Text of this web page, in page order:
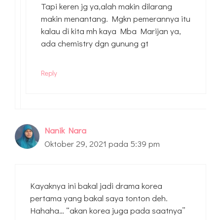
Tapi keren jg ya,alah makin dilarang
makin menantang. Mgkn pemerannya itu
kalau di kita mh kaya Mba Marijan ya,
ada chemistry dgn gunung gt
Reply
Nanik Nara
Oktober 29, 2021 pada 5:39 pm
Kayaknya ini bakal jadi drama korea
pertama yang bakal saya tonton deh.
Hahaha… “akan korea juga pada saatnya”